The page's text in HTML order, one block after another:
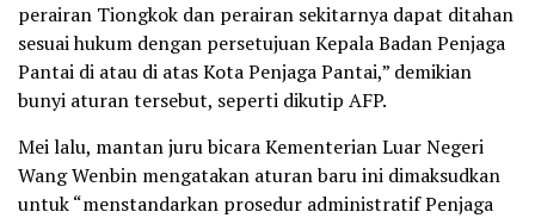
perairan Tiongkok dan perairan sekitarnya dapat ditahan
sesuai hukum dengan persetujuan Kepala Badan Penjaga
Pantai di atau di atas Kota Penjaga Pantai,” demikian
bunyi aturan tersebut, seperti dikutip AFP.
Mei lalu, mantan juru bicara Kementerian Luar Negeri
Wang Wenbin mengatakan aturan baru ini dimaksudkan
untuk “menstandarkan prosedur administratif Penjaga